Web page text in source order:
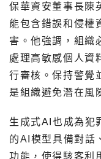
保華資安董事長陳
能包含錯誤和侵權
害。他強調，組織
處理高敏感個人資
行審核。保持警覺
是組織避免潛在風
生成式AI也成為犯
的AI模型具備對話
功能，使得駭客利